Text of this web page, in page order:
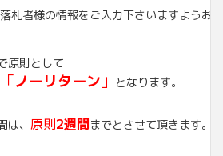
落札者様の情報をご入力下さいますようお
原則として
ノーリターン」 となります。
、 原則2週間までとさせて頂きます。